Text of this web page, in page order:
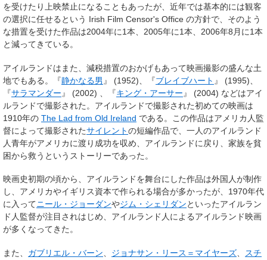
を受けたり上映禁止になることもあったが、近年では基本的には観客
の選択に任せるという Irish Film Censor's Office の方針で、そのよう
な措置を受けた作品は2004年に1本、2005年に1本、2006年8月に1本
と減ってきている。
アイルランドはまた、減税措置のおかげもあって映画撮影の盛んな土
地でもある。『静かなる男 』 (1952)、『ブレイブハート 』 (1995)、
『サラマンダー 』 (2002) 、『キング・アーサー 』 (2004) などはアイ
ルランドで撮影された。アイルランドで撮影された初めての映画は
1910年の The Lad from Old Ireland である。この作品はアメリカ人監
督によって撮影されたサイレントの短編作品で、一人のアイルランド
人青年がアメリカに渡り成功を収め、アイルランドに戻り、家族を貧
困から救うというストーリーであった。
映画史初期の頃から、アイルランドを舞台にした作品は外国人が制作
し、アメリカやイギリス資本で作られる場合が多かったが、1970年代
に入ってニール・ジョーダンやジム・シェリダンといったアイルラン
ド人監督が注目されはじめ、アイルランド人によるアイルランド映画
が多くなってきた。
また、 ガブリエル・バーン ジョナサン・リース＝マイヤーズ
スチ